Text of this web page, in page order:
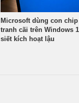
Microsoft dùng con chip
tranh cãi trên Windows
siết kích hoạt lậu